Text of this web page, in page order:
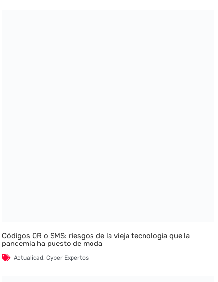
Códigos QR o SMS: riesgos de la vieja tecnología que la
pandemia ha puesto de moda
Actualidad,Cyber Expertos